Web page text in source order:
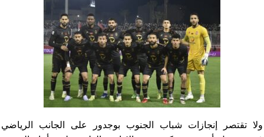
ولا تقتصر إنجازات شباب الجنوب بوجدور على الجانب الرياضي